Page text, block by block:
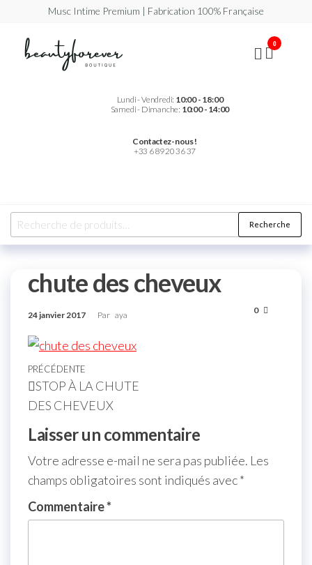
Musc Intime Premium | Fabrication 100% Française
Beautyforever
Lundi - Vendredi: 10:00 - 18:00
Samedi - Dimanche: 10:00 - 14:00
Contactez-nous !
+33 6 89 20 36 37
0
Recherche
chute des cheveux
24 janvier 2017 Par aya 0
PRÉCÉDENTE
STOP À LA CHUTE
DES CHEVEUX
Laisser un commentaire
Votre adresse e-mail ne sera pas publiée. Les
champs obligatoires sont indiqués avec*
Commentaire*